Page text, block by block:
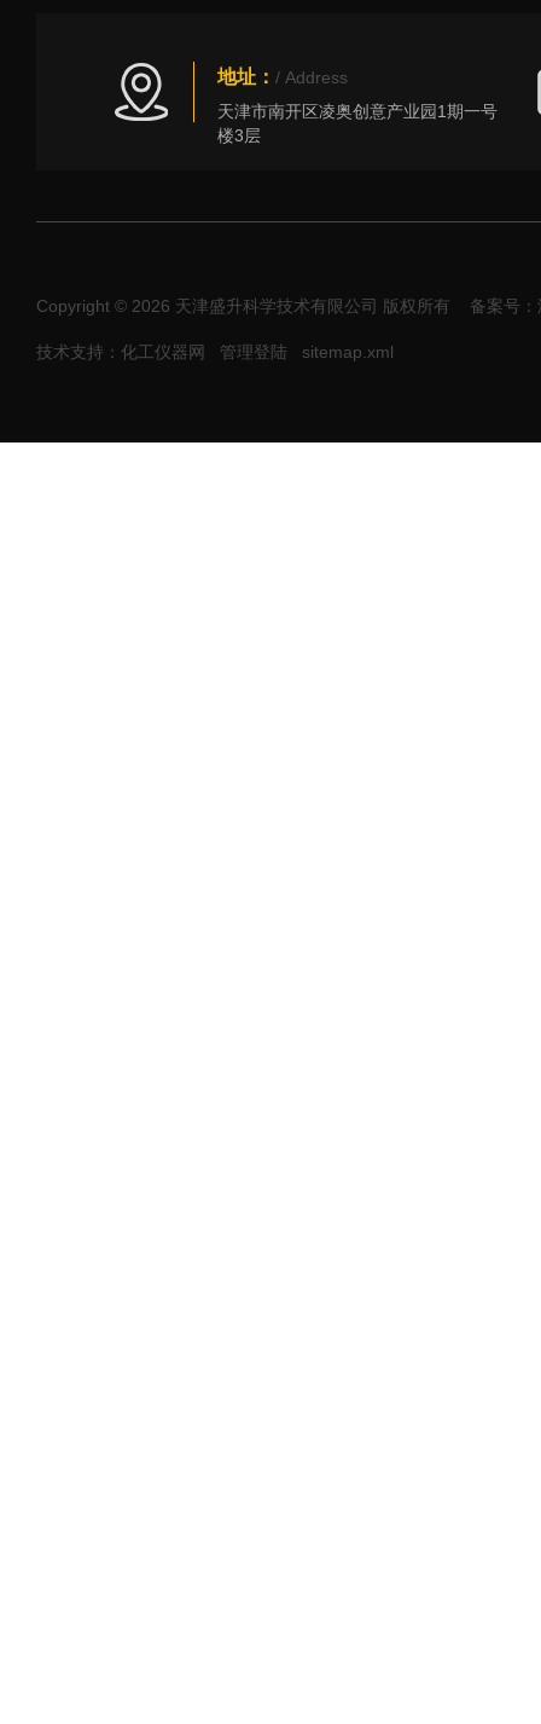
地址： / Address
天津市南开区凌奥创意产业园1期一号
楼3层
Copyright © 2026 天津盛升科学技术有限公司 版权所有 备案号
技术支持：化工仪器网 管理登陆 sitemap.xml